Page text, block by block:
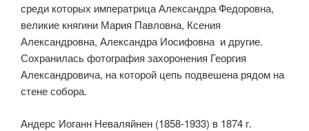
среди которых императрица Александра Федоровна,
великие княгини Мария Павловна, Ксения
Александровна, Александра Иосифовна и другие.
Сохранилась фотография захоронения Георгия
Александровича, на которой цепь подвешена рядом на
стене собора.
Андерс Иоганн Неваляйнен (1858-1933) в 1874 г.